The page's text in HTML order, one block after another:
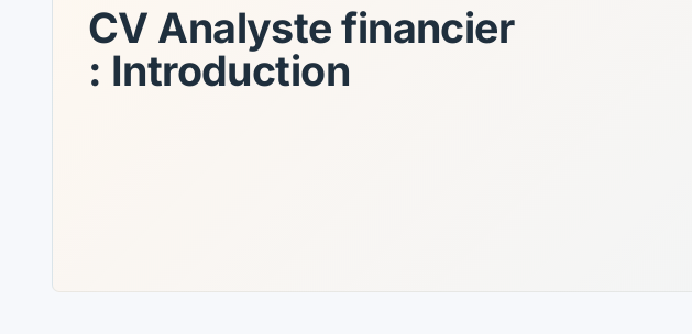
CV Analyste financier
: Introduction